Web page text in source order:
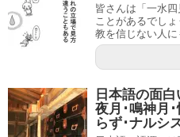
皆さんは「一水
ことがあるでし
教を信じない人
日本語の面
夜月･鳴神月
らず･ナルシ